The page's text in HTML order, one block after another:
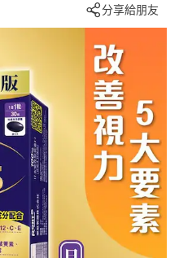
分享給朋友